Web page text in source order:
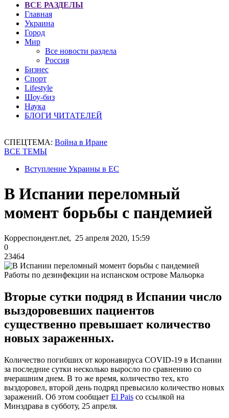
ВСЕ РАЗДЕЛЫ
Главная
Украина
Город
Мир
Все новости раздела
Россия
Бизнес
Спорт
Lifestyle
Шоу-биз
Наука
БЛОГИ ЧИТАТЕЛЕЙ
СПЕЦТЕМА: Война в Иране
ВСЕ ТЕМЫ
Вступление Украины в ЕС
В Испании переломный
момент борьбы с пандемией
Корреспондент.net, 25 апреля 2020, 15:59
0
23464
Работы по дезинфекции на испанском острове Мальорка
Вторые сутки подряд в Испании число
выздоровевших пациентов
существенно превышает количество
новых зараженных.
Количество погибших от коронавируса COVID-19 в Испании
за последние сутки несколько выросло по сравнению со
вчерашним днем. В то же время, количество тех, кто
выздоровел, второй день подряд превысило количество новых
заражений. Об этом сообщает El Pais со ссылкой на
Минздрава в субботу, 25 апреля.